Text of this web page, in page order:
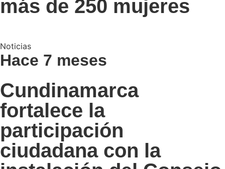
más de 250 mujeres
Noticias
Hace 7 meses
Cundinamarca
fortalece la
participación
ciudadana con la